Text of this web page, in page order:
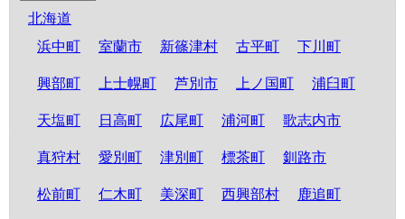
北海道
浜中町
室蘭市 新篠津村 古平町 下川町
興部町 上士幌町 芦別市 上ノ国町 浦臼町
天塩町 日高町 広尾町 浦河町 歌志内市
真狩村 愛別町 津別町 標茶町 釧路市
松前町 仁木町 美深町 西興部村 鹿追町